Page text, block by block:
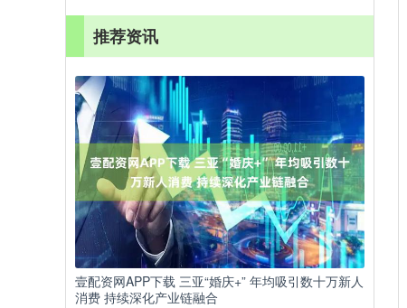
推荐资讯
壹配资网APP下载 三亚“婚庆+” 年均吸引数十万新人
消费 持续深化产业链融合